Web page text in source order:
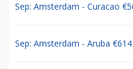
Sep: Amsterdam - Curacao
Sep: Amsterdam - Aruba €614